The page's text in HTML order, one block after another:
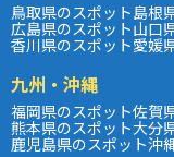
鳥取県のスポット島根
広島県のスポット山口
香川県のスポット愛媛
九州・沖縄
福岡県のスポット佐賀
熊本県のスポット大分
鹿児島県のスポット沖